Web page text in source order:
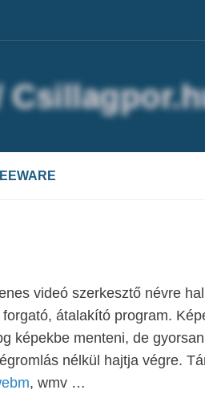
videó szerkesztő névre
átalakító program.
képekbe menteni, de
nélkül hajtja végre.
, wmv …